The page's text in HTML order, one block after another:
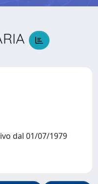
dal 01/07/1979